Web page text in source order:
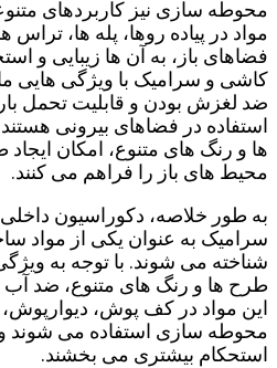
محوطه‌ سازی نیز کاربردهای
مواد در پیاده ‌روها، پله ‌ها،
فضاهای باز، به آن ‌ها زیبایی و
کاشی و سرامیک با ویژگی‌ هایی
ضد لغزش بودن و قابلیت تحمل
استفاده در فضاهای بیرونی
ها و رنگ‌ های متنوع، امکان
محیط ‌های باز را فراهم می‌ کنند.
به طور خلاصه، دکوراسیون داخلی
سرامیک به عنوان یکی از مواد
شناخته می ‌شوند. با توجه به
طرح‌ ها و رنگ ‌های متنوع، ضد
این مواد در کف‌ پوش،
محوطه ‌سازی استفاده می‌ شوند و
استحکام بیشتری می ‌بخشند.